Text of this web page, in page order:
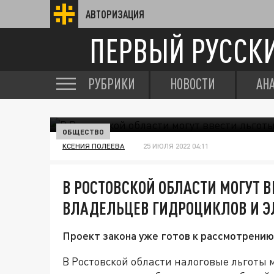
АВТОРИЗАЦИЯ
ПЕРВЫЙ
РУБРИКИ НОВОСТИ
ОБЩЕСТВО
КСЕНИЯ ПОЛЕЕВА 25 ИЮЛЯ 2022 04:11
В РОСТОВСКОЙ ОБЛАСТИ МОГУТ
ВЛАДЕЛЬЦЕВ ГИДРОЦИКЛОВ И
Проект закона уже готов к
В Ростовской области налоговые